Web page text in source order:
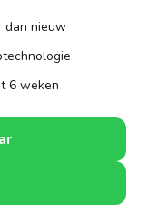
dan nieuw
6 weken